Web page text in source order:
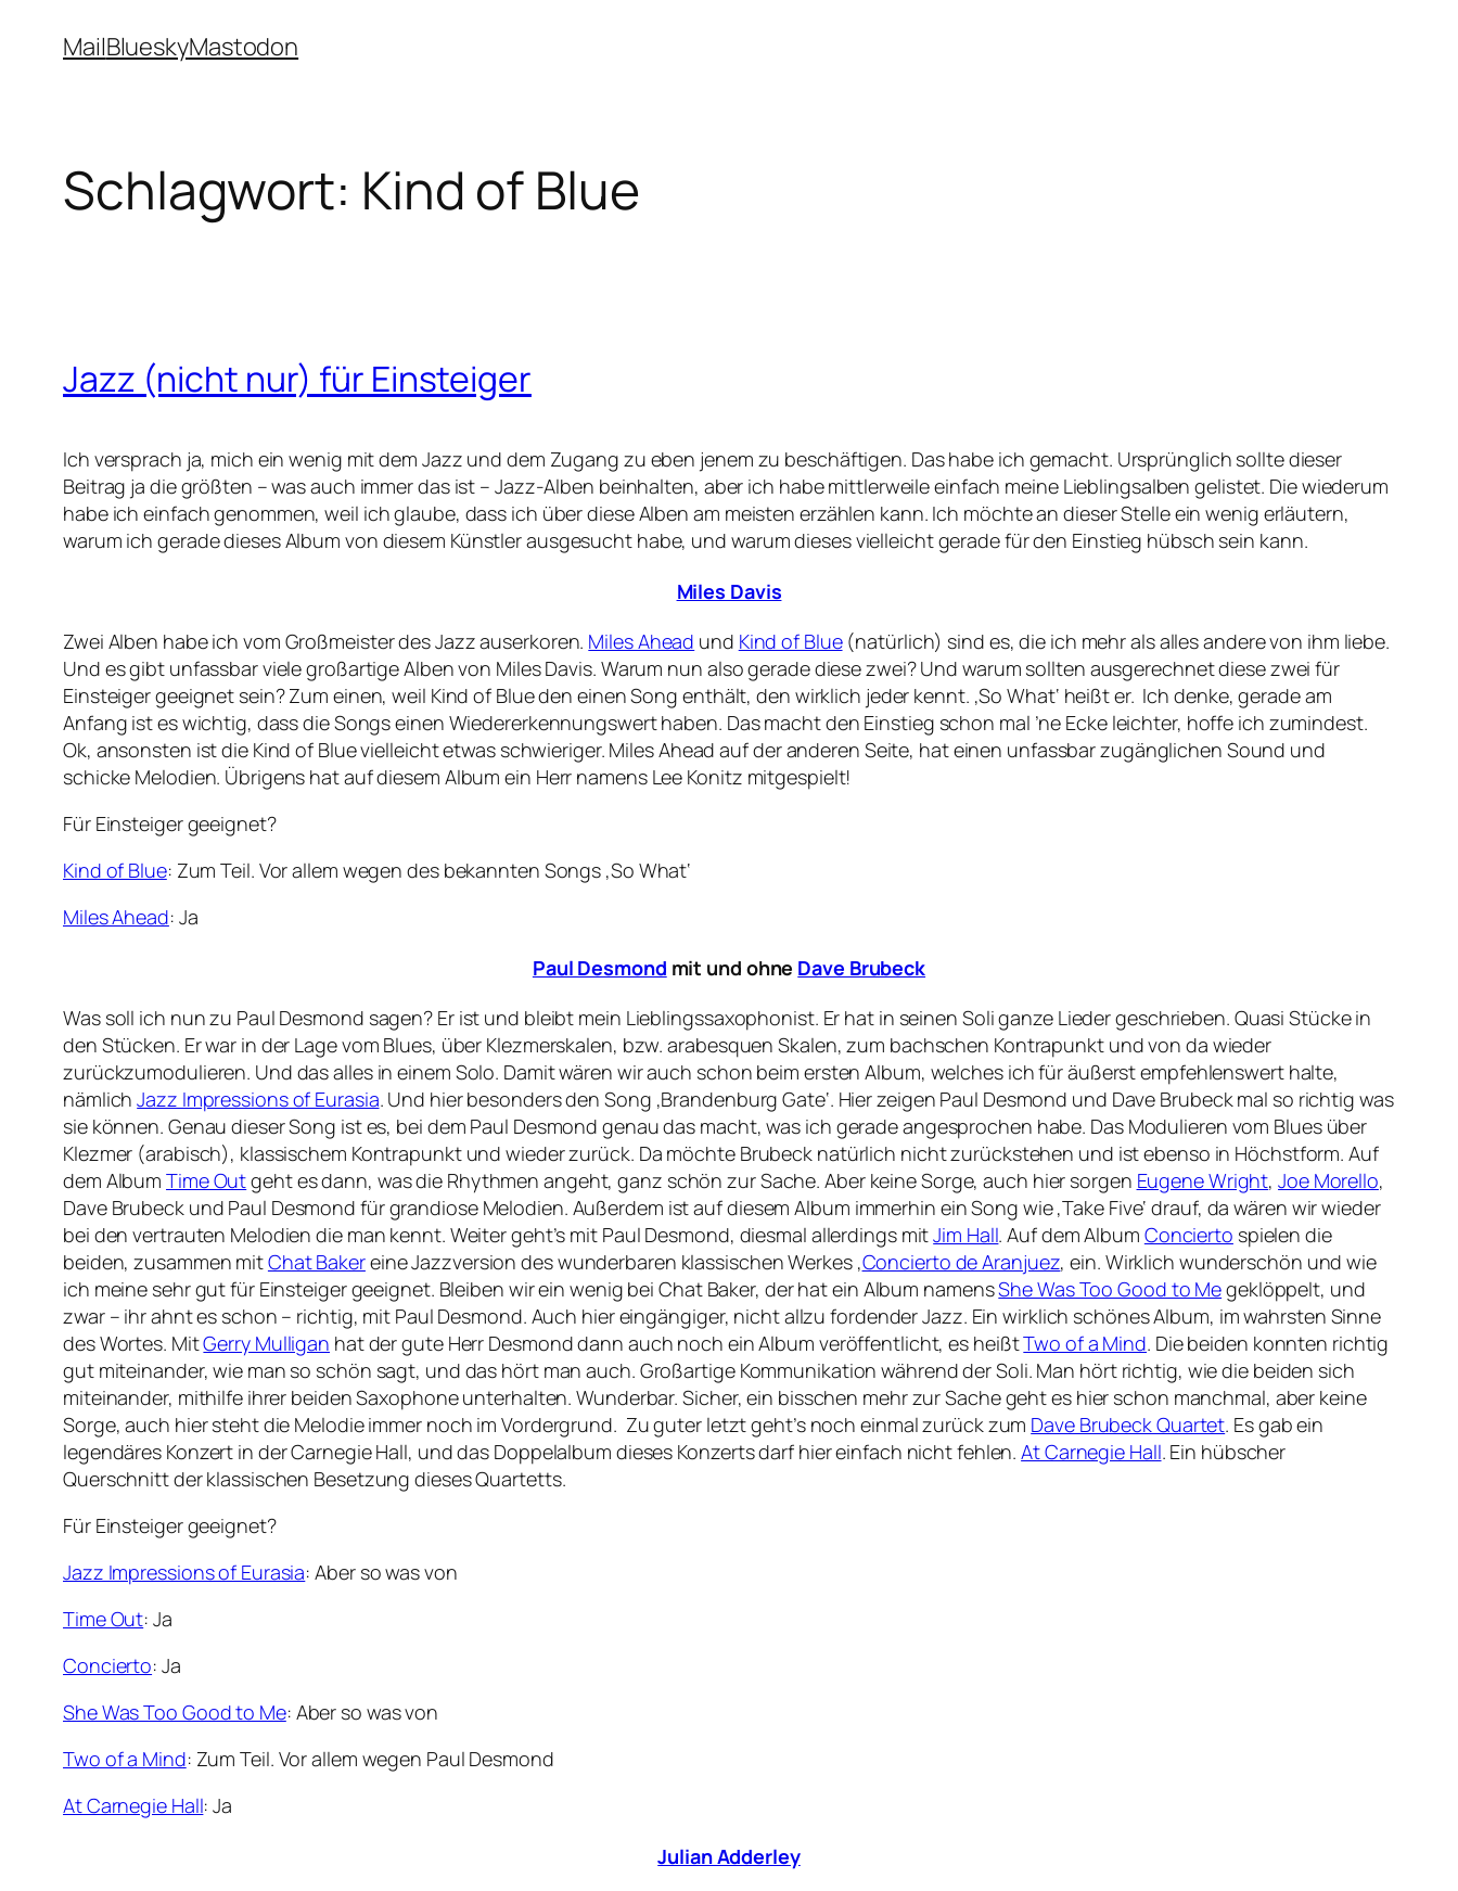
InhaltMailBlueskyMastodon
Schlagwort: Kind of Blue
Jazz (nicht nur) für Einsteiger
Ich versprach ja, mich ein wenig mit dem Jazz und dem Zugang zu eben jenem zu beschäftigen. Das habe ich gemacht. Ursprünglich sollte dieser
Beitrag ja die größten – was auch immer das ist – Jazz-Alben beinhalten, aber ich habe mittlerweile einfach meine Lieblingsalben gelistet. Die wiederum
habe ich einfach genommen, weil ich glaube, dass ich über diese Alben am meisten erzählen kann. Ich möchte an dieser Stelle ein wenig erläutern,
warum ich gerade dieses Album von diesem Künstler ausgesucht habe, und warum dieses vielleicht gerade für den Einstieg hübsch sein kann.
Miles Davis
Zwei Alben habe ich vom Großmeister des Jazz auserkoren. Miles Ahead und Kind of Blue(natürlich) sind es, die ich mehr als alles andere von ihm liebe.
Und es gibt unfassbar viele großartige Alben von Miles Davis. Warum nun also gerade diese zwei? Und warum sollten ausgerechnet diese zwei für
Einsteiger geeignet sein? Zum einen, weil Kind of Blue den einen Song enthält, den wirklich jeder kennt. ‚So What‘ heißt er. Ich denke, gerade am
Anfang ist es wichtig, dass die Songs einen Wiedererkennungswert haben. Das macht den Einstieg schon mal ’ne Ecke leichter, hoffe ich zumindest.
Ok, ansonsten ist die Kind of Blue vielleicht etwas schwieriger. Miles Ahead auf der anderen Seite, hat einen unfassbar zugänglichen Sound und
schicke Melodien. Übrigens hat auf diesem Album ein Herr namens Lee Konitz mitgespielt!
Für Einsteiger geeignet?
Kind of Blue: Zum Teil. Vor allem wegen des bekannten Songs ‚So What‘
Miles Ahead: Ja
Paul Desmond mit und ohne Dave Brubeck
Was soll ich nun zu Paul Desmond sagen? Er ist und bleibt mein Lieblingssaxophonist. Er hat in seinen Soli ganze Lieder geschrieben. Quasi Stücke in
den Stücken. Er war in der Lage vom Blues, über Klezmerskalen, bzw. arabesquen Skalen, zum bachschen Kontrapunkt und von da wieder
zurückzumodulieren. Und das alles in einem Solo. Damit wären wir auch schon beim ersten Album, welches ich für äußerst empfehlenswert halte,
nämlichJazz Impressions of Eurasia. Und hier besonders den Song ‚Brandenburg Gate‘. Hier zeigen Paul Desmond und Dave Brubeck mal so richtig was
sie können. Genau dieser Song ist es, bei dem Paul Desmond genau das macht, was ich gerade angesprochen habe. Das Modulieren vom Blues über
Klezmer (arabisch), klassischem Kontrapunkt und wieder zurück. Da möchte Brubeck natürlich nicht zurückstehen und ist ebenso in Höchstform. Auf
dem AlbumTime Outgeht es dann, was die Rhythmen angeht, ganz schön zur Sache. Aber keine Sorge, auch hier sorgen Eugene Wright,Joe Morello,
Dave Brubeck und Paul Desmond für grandiose Melodien. Außerdem ist auf diesem Album immerhin ein Song wie ‚Take Five‘ drauf, da wären wir wieder
bei den vertrauten Melodien die man kennt. Weiter geht’s mit Paul Desmond, diesmal allerdings mitJim Hall. Auf dem Album Concierto spielen die
beiden, zusammen mitChat Bakereine Jazzversion des wunderbaren klassischen Werkes ‚Concierto de Aranjuez‚ ein. Wirklich wunderschön und wie
ich meine sehr gut für Einsteiger geeignet. Bleiben wir ein wenig bei Chat Baker, der hat ein Album namensShe Was Too Good to Megeklöppelt, und
zwar – ihr ahnt es schon – richtig, mit Paul Desmond. Auch hier eingängiger, nicht allzu fordender Jazz. Ein wirklich schönes Album, im wahrsten Sinne
des Wortes. MitGerry Mulligan hat der gute Herr Desmond dann auch noch ein Album veröffentlicht, es heißtTwo of a Mind. Die beiden konnten richtig
gut miteinander, wie man so schön sagt, und das hört man auch. Großartige Kommunikation während der Soli. Man hört richtig, wie die beiden sich
miteinander, mithilfe ihrer beiden Saxophone unterhalten. Wunderbar. Sicher, ein bisschen mehr zur Sache geht es hier schon manchmal, aber keine
Sorge, auch hier steht die Melodie immer noch im Vordergrund. Zu guter letzt geht’s noch einmal zurück zum Dave Brubeck Quartet. Es gab ein
legendäres Konzert in der Carnegie Hall, und das Doppelalbum dieses Konzerts darf hier einfach nicht fehlen.At Carnegie Hall. Ein hübscher
Querschnitt der klassischen Besetzung dieses Quartetts.
Für Einsteiger geeignet?
Jazz Impressions of Eurasia: Aber so was von
Time Out: Ja
Concierto: Ja
She Was Too Good to Me: Aber so was von
Two of a Mind: Zum Teil. Vor allem wegen Paul Desmond
At Carnegie Hall: Ja
Julian Adderley